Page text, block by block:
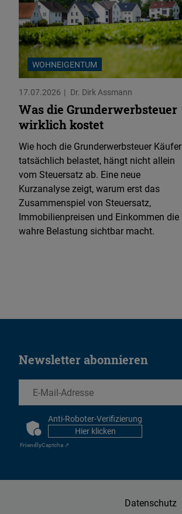
WOHNEIGENTUM
17.07.2026 Dr. Dirk Assmann
Was die Grunderwerbsteuer
wirklich kostet
Wie hoch die Grunderwerbsteuer Käufer
tatsächlich belastet, hängt nicht allein
vom Steuersatz ab. Eine neue
Kurzanalyse zeigt, warum erst das
Zusammenspiel von Steuersatz,
Immobilienpreisen und Einkommen die
wahre Belastung sichtbar macht.
Newsletter abonnieren
EMail
CAPTCHAAnti-Roboter-Verifizierung
Hier klicken
FriendlyCaptcha ⇗
Datenschutz